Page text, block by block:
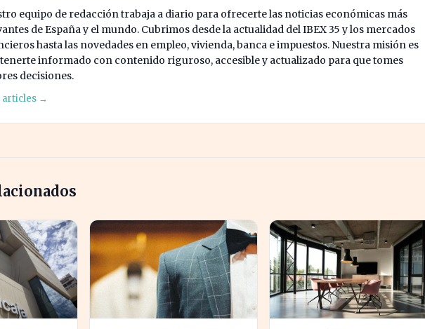
equipo de redacción trabaja a diario para ofrecerte las noticias económicas más
de España y el mundo. Cubrimos desde la actualidad del IBEX 35 y los mercados
hasta las novedades en empleo, vivienda, banca e impuestos. Nuestra misión es
informado con contenido riguroso, accesible y actualizado para que tomes
decisiones.
articles →